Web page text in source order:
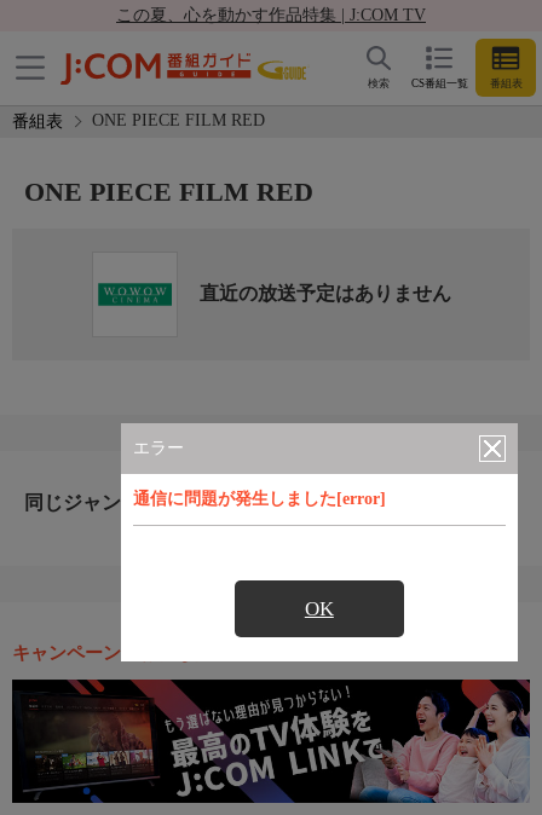
この夏、心を動かす作品特集 | J:COM TV
CS番組一覧 番組表
検索
番組表 ONE PIECE FILM RED
エラー
通信に問題が発生しました[error]
OK
ONE PIECE FILM RED
直近の放送予定はありません
同じジャンルのおすすめ番組
キャンペーン・お得な情報